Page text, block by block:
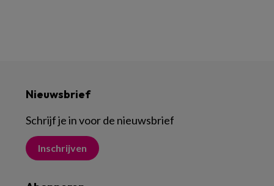
Nieuwsbrief
Schrijf je in voor de nieuwsbrief
Inschrijven